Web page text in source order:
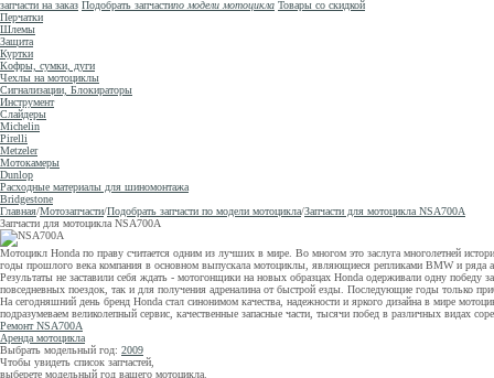
запчасти на заказ Подобрать запчастипо модели мотоцикла Товары со скидкой
Перчатки
Шлемы
Защита
Куртки
Кофры, сумки, дуги
Чехлы на мотоциклы
Сигнализации, Блокираторы
Инструмент
Слайдеры
Michelin
Pirelli
Metzeler
Мотокамеры
Dunlop
Расходные материалы для шиномонтажа
Bridgestone
Главная/Мотозапчасти/Подобрать запчасти по модели мотоцикла/Запчасти для мотоцикла NSA700A
Запчасти для мотоцикла NSA700A
Мотоцикл Honda по праву считается одним из лучших в мире. Во многом это заслуга многолетней
годы прошлого века компания в основном выпускала мотоциклы, являющиеся репликами BMW и ряда
Результаты не заставили себя ждать - мотогонщики на новых образцах Honda одерживали одну
повседневных поездок, так и для получения адреналина от быстрой езды. Последующие годы только
На сегодняшний день бренд Honda стал синонимом качества, надежности и яркого дизайна в мире
подразумеваем великолепный сервис, качественные запасные части, тысячи побед в различных видах
Ремонт NSA700A
Аренда мотоцикла
Выбрать модельный год: 2009
Чтобы увидеть список запчастей,
выберете модельный год вашего мотоцикла.